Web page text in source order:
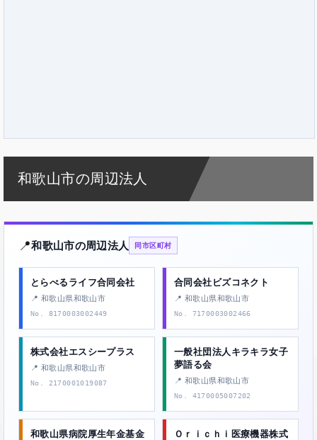
和歌山市の周辺法人
📍和歌山市の周辺法人 同市区町村
とらべるライフ合同会社
📍 和歌山県和歌山市
No. 8170003002449
合同会社ビズコネクト
📍 和歌山県和歌山市
No. 7170003002466
株式会社エスシープラス
📍 和歌山県和歌山市
No. 2170001019087
一般社団法人キラキラ女子
夢語る会
📍 和歌山県和歌山市
No. 4170005007202
和歌山県病院厚生年金基金
Ｏｒｉｃｈｉ医療機器株式